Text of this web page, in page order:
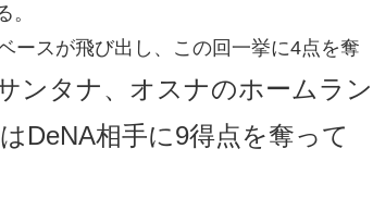
。
ースが飛び出し、この回一挙に4点を奪
ンタナ、オスナのホームラン
DeNA相手に9得点を奪って